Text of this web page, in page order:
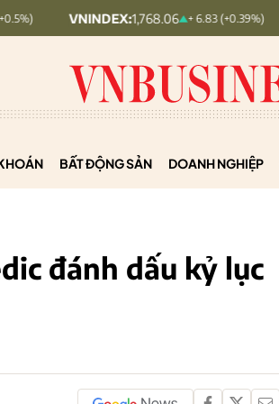
1,768.06 + 6.83 (+0.39%) HNX30:
BẤT ĐỘNG SẢN DOANH NGHIỆP
đánh dấu kỷ lục